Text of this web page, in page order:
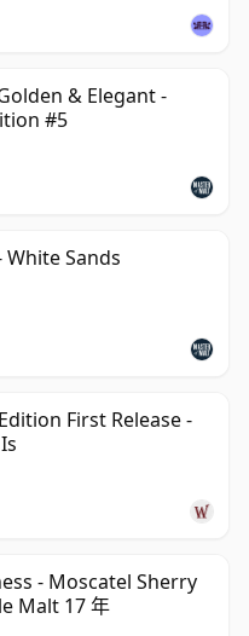
& Elegant -
#5
White Sands
First Release -
- Moscatel Sherry
Malt 17 年